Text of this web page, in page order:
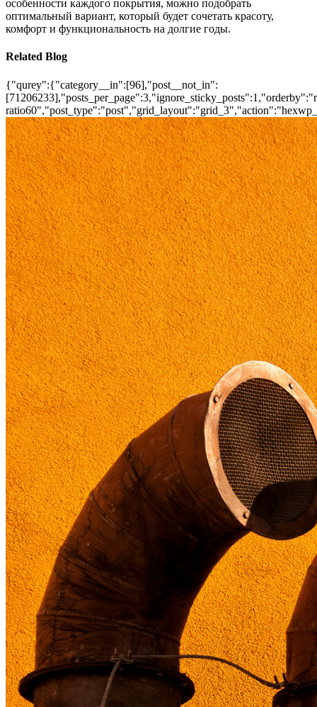
особенности каждого покрытия, можно подобрать
оптимальный вариант, который будет сочетать красоту,
комфорт и функциональность на долгие годы.
Related Blog
{"qurey":{"category__in":[96],"post__not_in":